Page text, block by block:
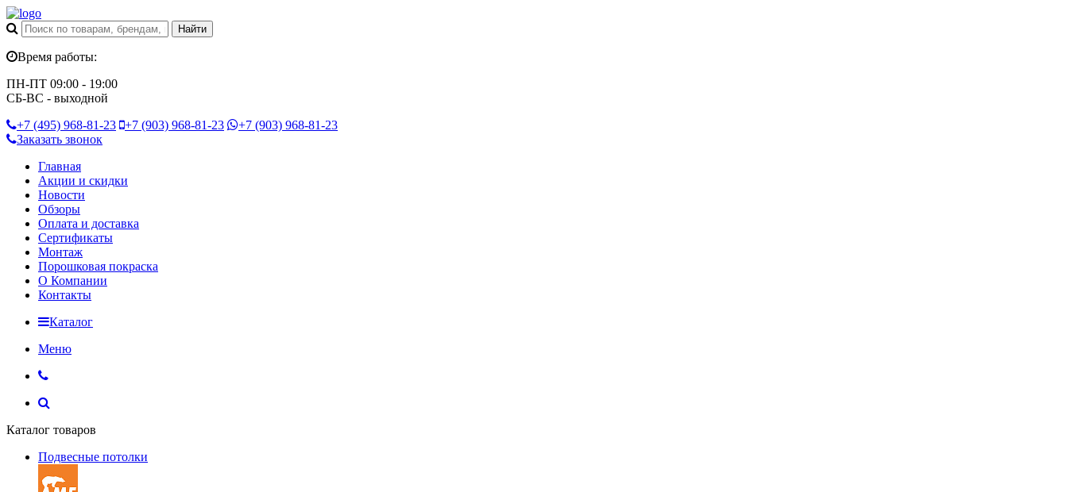
Время работы:
ПН-ПТ 09:00 - 19:00
СБ-ВС - выходной
+7 (495) 968-81-23 +7 (903) 968-81-23 +7 (903) 968-81-23
Заказать звонок
Главная
Акции и скидки
Новости
Обзоры
Оплата и доставка
Сертификаты
Монтаж
Порошковая покраска
О Компании
Контакты
Каталог
Меню
Каталог товаров
Подвесные потолки